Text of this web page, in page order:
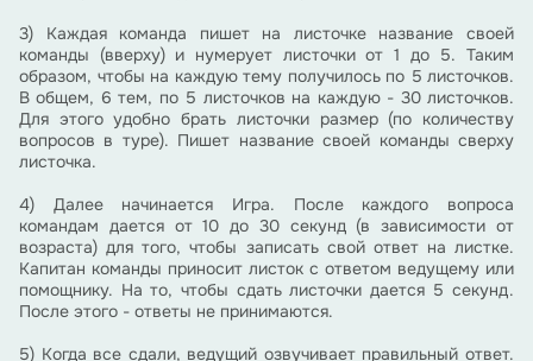
3) Каждая команда пишет на листочке название своей
команды (вверху) и нумерует листочки от 1 до 5. Таким
образом, чтобы на каждую тему получилось по 5 листочков.
В общем, 6 тем, по 5 листочков на каждую - 30 листочков.
Для этого удобно брать листочки размер (по количеству
вопросов в туре). Пишет название своей команды сверху
листочка.
4) Далее начинается Игра. После каждого вопроса
командам дается от 10 до 30 секунд (в зависимости от
возраста) для того, чтобы записать свой ответ на листке.
Капитан команды приносит листок с ответом ведущему или
помощнику. На то, чтобы сдать листочки дается 5 секунд.
После этого - ответы не принимаются.
5) Когда все сдали, ведущий озвучивает правильный ответ.